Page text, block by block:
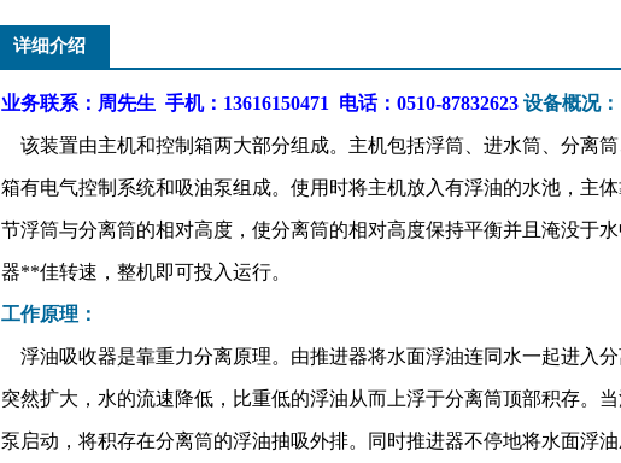
详细介绍
业务联系：周先生 手机：13616150471 电话：0510-87832623 设备概况：
该装置由主机和控制箱两大部分组成。主机包括浮筒、进水筒、分离
箱有电气控制系统和吸油泵组成。使用时将主机放入有浮油的水池，主
节浮筒与分离筒的相对高度，使分离筒的相对高度保持平衡并且淹没于
器**佳转速，整机即可投入运行。
工作原理：
浮油吸收器是靠重力分离原理。由推进器将水面浮油连同水一起进入
突然扩大，水的流速降低，比重低的浮油从而上浮于分离筒顶部积存。
泵启动，将积存在分离筒的浮油抽吸外排。同时推进器不停地将水面浮